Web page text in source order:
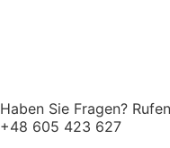
Haben Sie Fragen?
+48 605 423 627